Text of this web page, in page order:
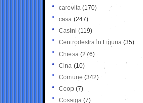
carovita (170)
casa (247)
Casini (119)
Centrodestra in Liguria (35)
Chiesa (276)
Cina (10)
Comune (342)
Coop (7)
Cossiga (7)